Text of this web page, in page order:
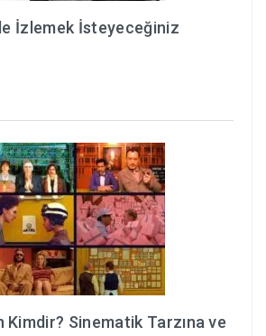
İzlemek İsteyeceğiniz
Kimdir? Sinematik Tarzına ve